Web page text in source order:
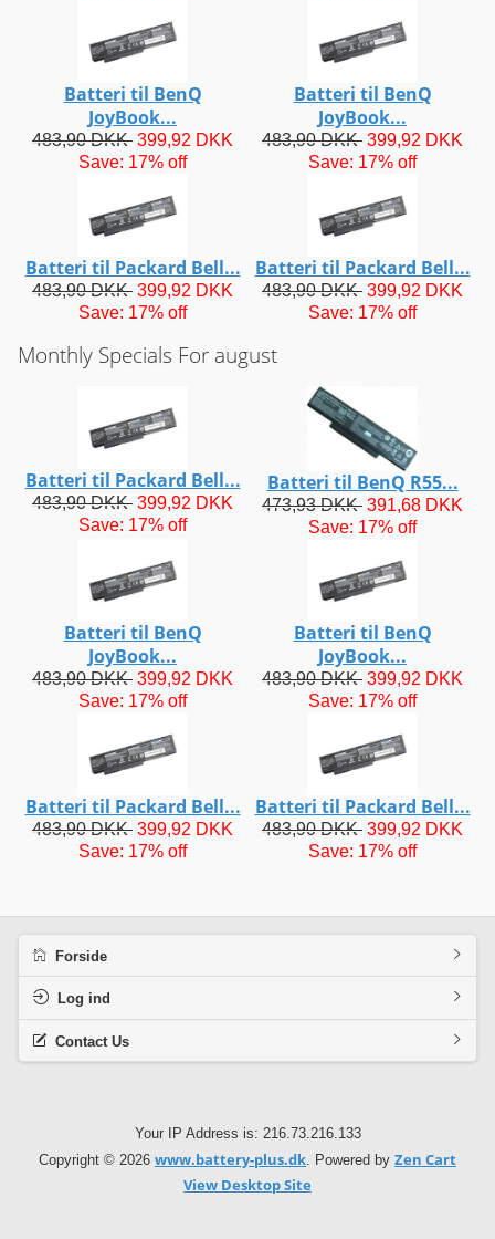
Batteri til BenQ
JoyBook...
483,90 DKK 399,92 DKK
Save: 17% off
Batteri til BenQ
JoyBook...
483,90 DKK 399,92 DKK
Save: 17% off
Batteri til Packard Bell...
483,90 DKK 399,92 DKK
Save: 17% off
Batteri til Packard Bell...
483,90 DKK 399,92 DKK
Save: 17% off
Monthly Specials For august
Batteri til Packard Bell...
483,90 DKK 399,92 DKK
Save: 17% off
Batteri til BenQ R55...
473,93 DKK 391,68 DKK
Save: 17% off
Batteri til BenQ
JoyBook...
483,90 DKK 399,92 DKK
Save: 17% off
Batteri til BenQ
JoyBook...
483,90 DKK 399,92 DKK
Save: 17% off
Batteri til Packard Bell...
483,90 DKK 399,92 DKK
Save: 17% off
Batteri til Packard Bell...
483,90 DKK 399,92 DKK
Save: 17% off
Forside
Log ind
Contact Us
Your IP Address is: 216.73.216.133
Copyright © 2026 www.battery-plus.dk . Powered by Zen Cart
View Desktop Site